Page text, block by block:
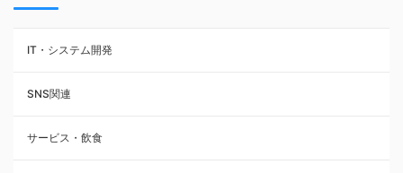
IT・システム開発
SNS関連
サービス・飲食